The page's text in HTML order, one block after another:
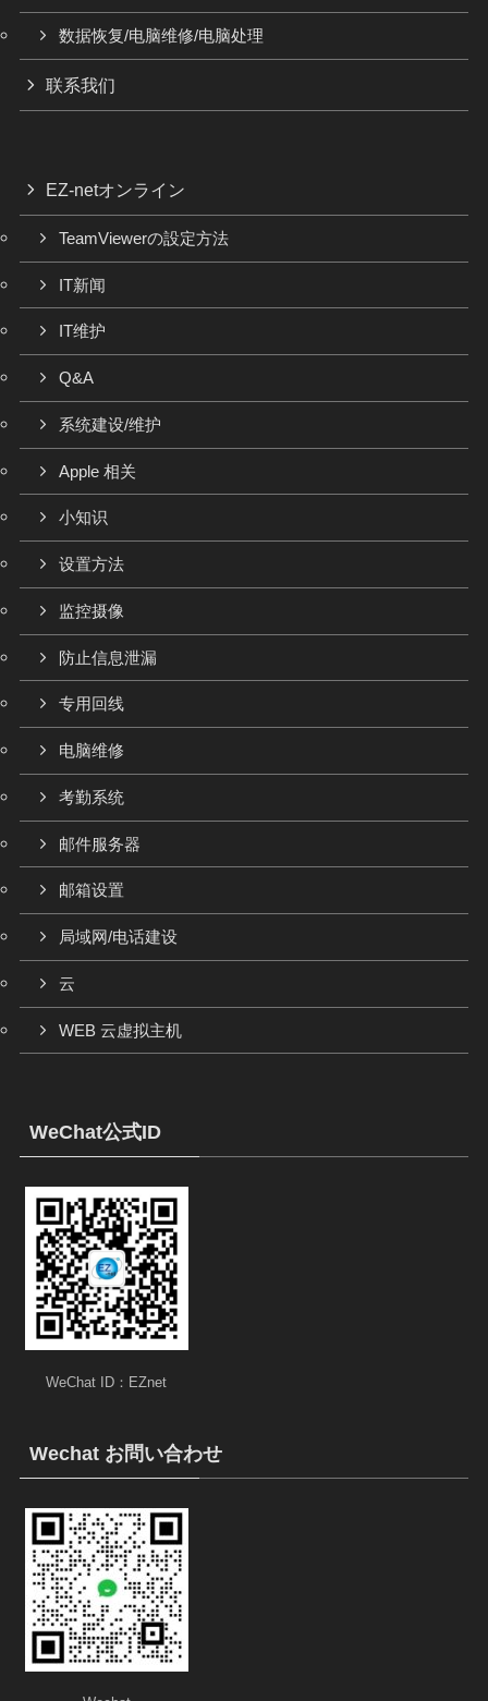
数据恢复/电脑维修/电脑处理
联系我们
EZ-netオンライン
TeamViewerの設定方法
IT新闻
IT维护
Q&A
系统建设/维护
Apple 相关
小知识
设置方法
监控摄像
防止信息泄漏
专用回线
电脑维修
考勤系统
邮件服务器
邮箱设置
局域网/电话建设
云
WEB 云虚拟主机
WeChat公式ID
WeChat ID：EZnet
Wechat お問い合わせ